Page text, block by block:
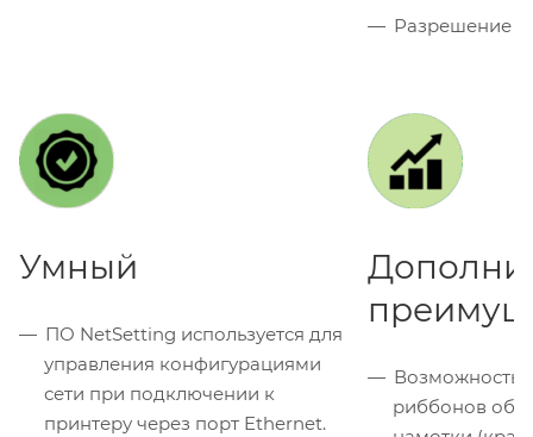
Разрешение
Умный
ПО NetSetting используется для
управления конфигурациями
сети при подключении к
принтеру через порт Ethernet.
Возможность
риббонов